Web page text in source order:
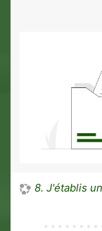
8. J'établis